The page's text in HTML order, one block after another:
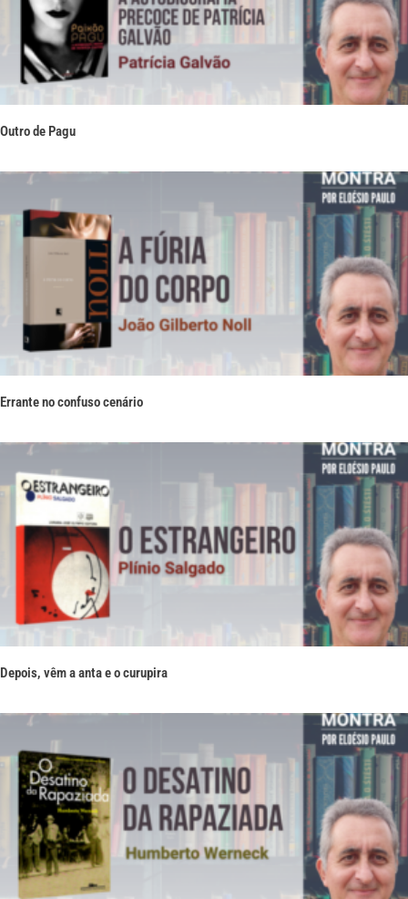
Outro de Pagu
Errante no confuso cenário
Depois, vêm a anta e o curupira